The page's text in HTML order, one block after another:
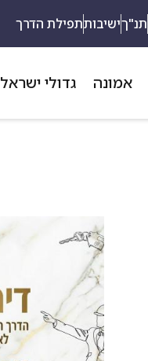
תנ"ךישיבותתפילת הדרך
אמונה גדולי ישראל